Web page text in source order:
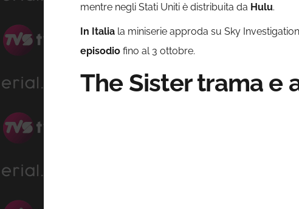
mentre negli Stati Uniti è distribuita da Hulu.
In Italia la miniserie approda su Sky
episodio fino al 3 ottobre.
The Sister trama e